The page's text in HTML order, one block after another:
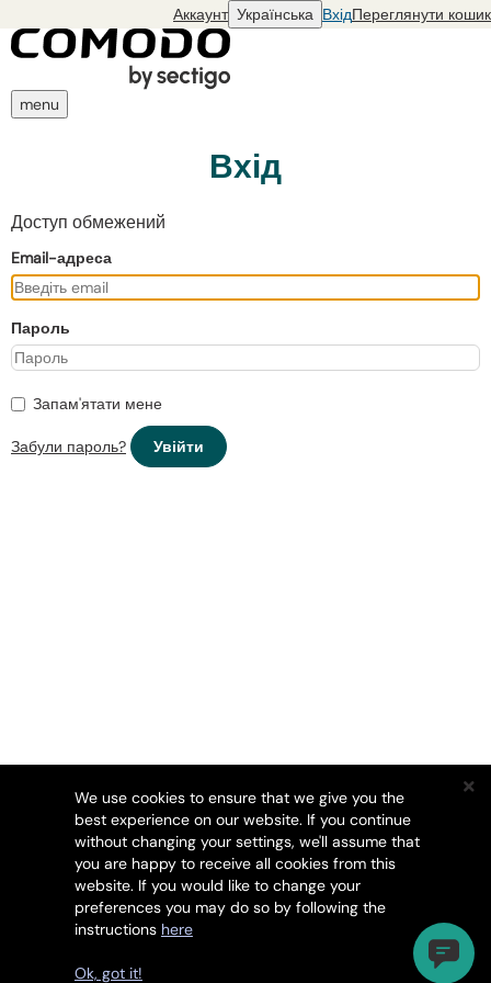
Аккаунт Українська ВхідПереглянути кошик
menu
Вхід
Доступ обмежений
Email-адреса
Пароль
Запам'ятати мене
Забули пароль?
захищені.
We use cookies to ensure that we give you the
best experience on our website. If you continue
without changing your settings, we'll assume that
you are happy to receive all cookies from this
website. If you would like to change your
preferences you may do so by following the
instructions here
Ok, got it!